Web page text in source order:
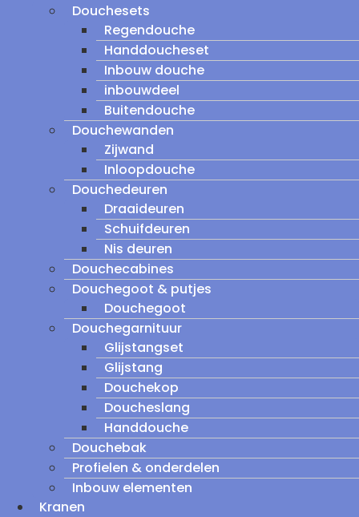
Douchesets
Regendouche
Handdoucheset
Inbouw douche
inbouwdeel
Buitendouche
Douchewanden
Zijwand
Inloopdouche
Douchedeuren
Draaideuren
Schuifdeuren
Nis deuren
Douchecabines
Douchegoot & putjes
Douchegoot
Douchegarnituur
Glijstangset
Glijstang
Douchekop
Doucheslang
Handdouche
Douchebak
Profielen & onderdelen
Inbouw elementen
Kranen